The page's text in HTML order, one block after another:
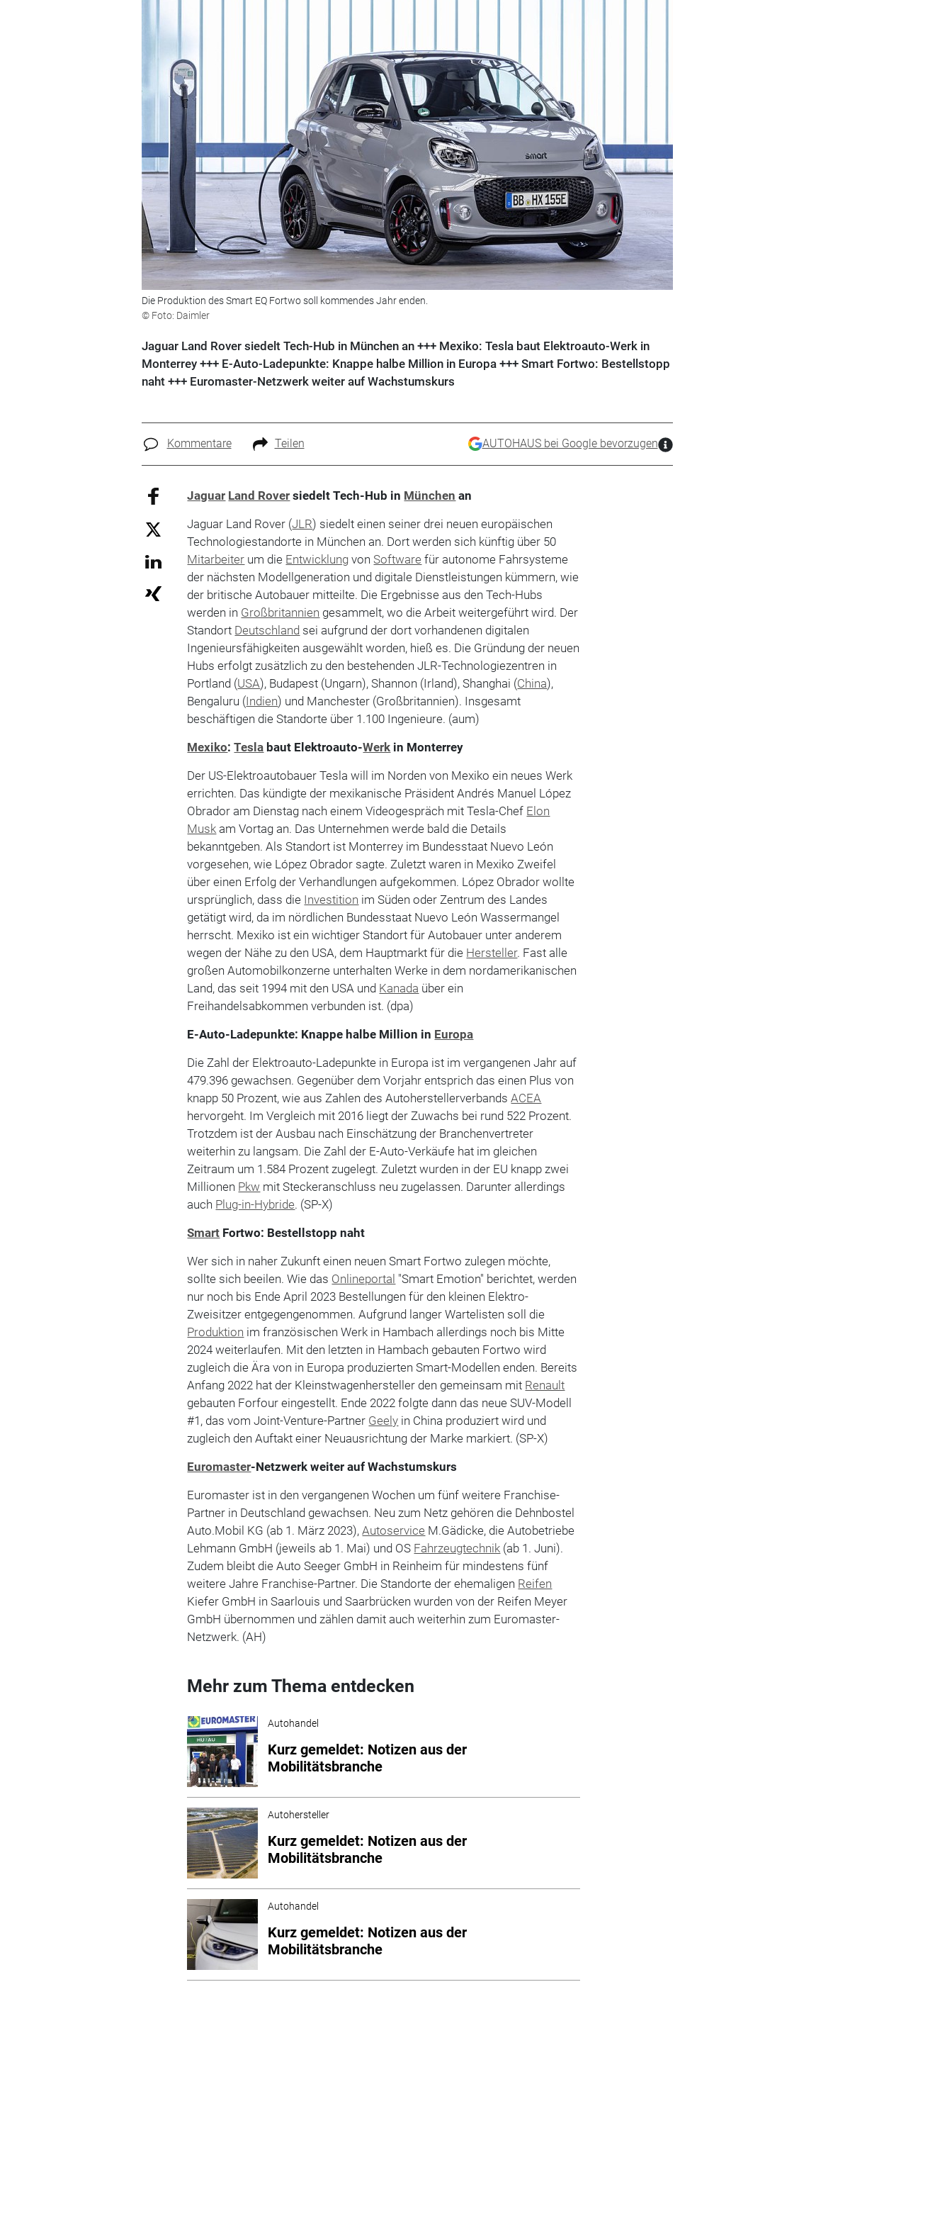
Die Produktion des Smart EQ Fortwo soll kommendes Jahr enden.
© Foto: Daimler
Jaguar Land Rover siedelt Tech-Hub in München an +++ Mexiko: Tesla baut Elektroauto-Werk in
Monterrey +++ E-Auto-Ladepunkte: Knappe halbe Million in Europa +++ Smart Fortwo: Bestellstopp
naht +++ Euromaster-Netzwerk weiter auf Wachstumskurs
Kommentare Teilen AUTOHAUS bei Google bevorzugen
Jaguar Land Rover siedelt Tech-Hub in München an
Jaguar Land Rover (JLR) siedelt einen seiner drei neuen europäischen
Technologiestandorte in München an. Dort werden sich künftig über 50
Mitarbeiter um die Entwicklung von Software für autonome Fahrsysteme
der nächsten Modellgeneration und digitale Dienstleistungen kümmern, wie
der britische Autobauer mitteilte. Die Ergebnisse aus den Tech-Hubs
werden in Großbritannien gesammelt, wo die Arbeit weitergeführt wird. Der
Standort Deutschland sei aufgrund der dort vorhandenen digitalen
Ingenieursfähigkeiten ausgewählt worden, hieß es. Die Gründung der neuen
Hubs erfolgt zusätzlich zu den bestehenden JLR-Technologiezentren in
Portland (USA), Budapest (Ungarn), Shannon (Irland), Shanghai (China),
Bengaluru (Indien) und Manchester (Großbritannien). Insgesamt
beschäftigen die Standorte über 1.100 Ingenieure. (aum)
Mexiko:Tesla baut Elektroauto-Werk in Monterrey
Der US-Elektroautobauer Tesla will im Norden von Mexiko ein neues Werk
errichten. Das kündigte der mexikanische Präsident Andrés Manuel López
Obrador am Dienstag nach einem Videogespräch mit Tesla-Chef Elon
Musk am Vortag an. Das Unternehmen werde bald die Details
bekanntgeben. Als Standort ist Monterrey im Bundesstaat Nuevo León
vorgesehen, wie López Obrador sagte. Zuletzt waren in Mexiko Zweifel
über einen Erfolg der Verhandlungen aufgekommen. López Obrador wollte
ursprünglich, dass die Investition im Süden oder Zentrum des Landes
getätigt wird, da im nördlichen Bundesstaat Nuevo León Wassermangel
herrscht. Mexiko ist ein wichtiger Standort für Autobauer unter anderem
wegen der Nähe zu den USA, dem Hauptmarkt für die Hersteller. Fast alle
großen Automobilkonzerne unterhalten Werke in dem nordamerikanischen
Land, das seit 1994 mit den USA und Kanada über ein
Freihandelsabkommen verbunden ist. (dpa)
E-Auto-Ladepunkte: Knappe halbe Million in Europa
Die Zahl der Elektroauto-Ladepunkte in Europa ist im vergangenen Jahr auf
479.396 gewachsen. Gegenüber dem Vorjahr entsprich das einen Plus von
knapp 50 Prozent, wie aus Zahlen des AutoherstellerverbandsACEA
hervorgeht. Im Vergleich mit 2016 liegt der Zuwachs bei rund 522 Prozent.
Trotzdem ist der Ausbau nach Einschätzung der Branchenvertreter
weiterhin zu langsam. Die Zahl der E-Auto-Verkäufe hat im gleichen
Zeitraum um 1.584 Prozent zugelegt. Zuletzt wurden in der EU knapp zwei
Millionen Pkw mit Steckeranschluss neu zugelassen. Darunter allerdings
auch Plug-in-Hybride. (SP-X)
Smart Fortwo: Bestellstopp naht
Wer sich in naher Zukunft einen neuen Smart Fortwo zulegen möchte,
sollte sich beeilen. Wie das Onlineportal "Smart Emotion" berichtet, werden
nur noch bis Ende April 2023 Bestellungen für den kleinen Elektro-
Zweisitzer entgegengenommen. Aufgrund langer Wartelisten soll die
Produktion im französischen Werk in Hambach allerdings noch bis Mitte
2024 weiterlaufen. Mit den letzten in Hambach gebauten Fortwo wird
zugleich die Ära von in Europa produzierten Smart-Modellen enden. Bereits
Anfang 2022 hat der Kleinstwagenhersteller den gemeinsam mit Renault
gebauten Forfour eingestellt. Ende 2022 folgte dann das neue SUV-Modell
#1, das vom Joint-Venture-Partner Geely in China produziert wird und
zugleich den Auftakt einer Neuausrichtung der Marke markiert. (SP-X)
Euromaster-Netzwerk weiter auf Wachstumskurs
Euromaster ist in den vergangenen Wochen um fünf weitere Franchise-
Partner in Deutschland gewachsen. Neu zum Netz gehören die Dehnbostel
Auto.Mobil KG (ab 1. März 2023),Autoservice M.Gädicke, die Autobetriebe
Lehmann GmbH (jeweils ab 1. Mai) und OS Fahrzeugtechnik (ab 1. Juni).
Zudem bleibt die Auto Seeger GmbH in Reinheim für mindestens fünf
weitere Jahre Franchise-Partner. Die Standorte der ehemaligen Reifen
Kiefer GmbH in Saarlouis und Saarbrücken wurden von der Reifen Meyer
GmbH übernommen und zählen damit auch weiterhin zum Euromaster-
Netzwerk. (AH)
Mehr zum Thema entdecken
Autohandel
Kurz gemeldet: Notizen aus der
Mobilitätsbranche
Autohersteller
Kurz gemeldet: Notizen aus der
Mobilitätsbranche
Autohandel
Kurz gemeldet: Notizen aus der
Mobilitätsbranche